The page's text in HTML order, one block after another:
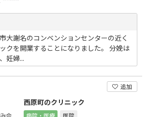
大謝名のコンベンションセンターの近く
クを開業することになりました。 分娩は
妊婦...
追加
西原町のクリニック
病院・医療 医院